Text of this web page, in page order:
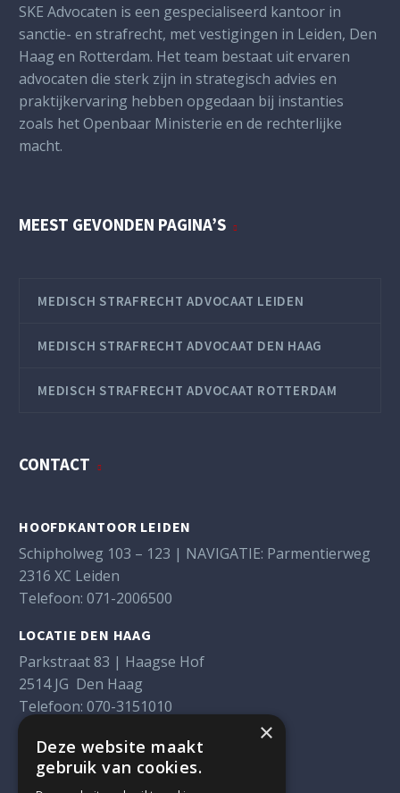
SKE Advocaten is een gespecialiseerd kantoor in
sanctie- en strafrecht, met vestigingen in Leiden, Den
Haag en Rotterdam. Het team bestaat uit ervaren
advocaten die sterk zijn in strategisch advies en
praktijkervaring hebben opgedaan bij instanties
zoals het Openbaar Ministerie en de rechterlijke
macht.
MEEST GEVONDEN PAGINA’S
MEDISCH STRAFRECHT ADVOCAAT LEIDEN
MEDISCH STRAFRECHT ADVOCAAT DEN HAAG
MEDISCH STRAFRECHT ADVOCAAT ROTTERDAM
CONTACT
HOOFDKANTOOR LEIDEN
Schipholweg 103 – 123 | NAVIGATIE: Parmentierweg
2316 XC Leiden
Telefoon: 071-2006500
LOCATIE DEN HAAG
Parkstraat 83 | Haagse Hof
2514 JG Den Haag
Telefoon: 070-3151010
LOCATIE ROTTERDAM
Weena 290
×
Deze website maakt
gebruik van cookies.